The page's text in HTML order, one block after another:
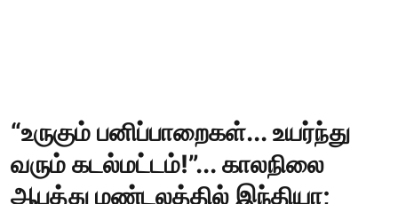
“உருகும் பனிப்பாறைகள்... உயர்ந்து
வரும் கடல்மட்டம்!”... காலநிலை
ஆபத்து மண்டலத்தில் இந்தியா;